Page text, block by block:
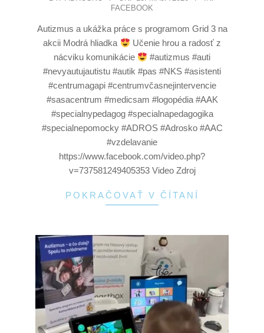
FACEBOOK
Autizmus a ukážka práce s programom Grid 3 na
akcii Modrá hliadka
Učenie hrou a radosť z
nácviku komunikácie
#autizmus #auti
#nevyautujautistu #autik #pas #NKS #asistenti
#centrumagapi #centrumvčasnejintervencie
#sasacentrum #medicsam #logopédia #AAK
#specialnypedagog #specialnapedagogika
#specialnepomocky #ADROS #Adrosko #AAC
#vzdelavanie
https://www.facebook.com/video.php?
v=737581249405353 Video Zdroj
POKRAČOVAŤ V ČÍTANÍ